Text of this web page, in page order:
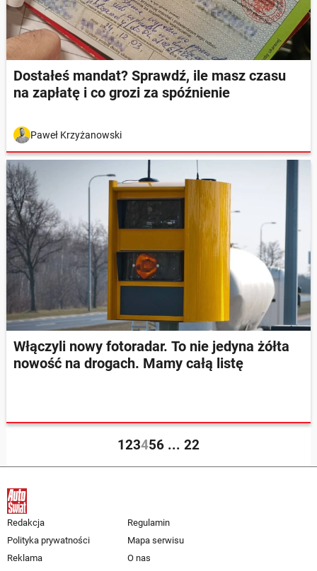
Dostałeś mandat? Sprawdź, ile masz czasu
na zapłatę i co grozi za spóźnienie
Paweł Krzyżanowski
Włączyli nowy fotoradar. To nie jedyna żółta
nowość na drogach. Mamy całą listę
123456 ... 22
Redakcja
Regulamin
Polityka prywatności
Mapa serwisu
Reklama
O nas